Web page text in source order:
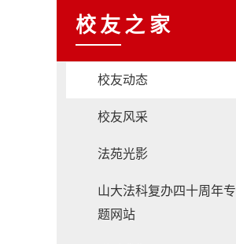
校友之家
校友动态
校友风采
法苑光影
山大法科复办四十周年专
题网站